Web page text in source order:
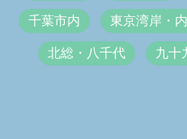
千葉市内 東京湾岸・
北総・八千代 九十